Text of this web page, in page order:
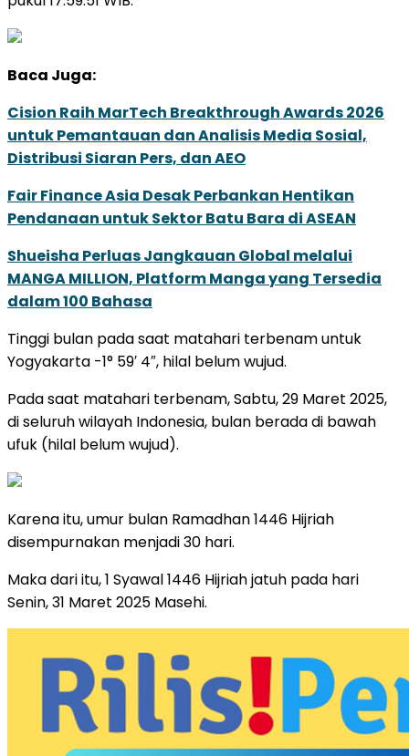
Baca Juga:
Cision Raih MarTech Breakthrough Awards 2026
untuk Pemantauan dan Analisis Media Sosial,
Distribusi Siaran Pers, dan AEO
Fair Finance Asia Desak Perbankan Hentikan
Pendanaan untuk Sektor Batu Bara di ASEAN
Shueisha Perluas Jangkauan Global melalui
MANGA MILLION, Platform Manga yang Tersedia
dalam 100 Bahasa
Tinggi bulan pada saat matahari terbenam untuk
Yogyakarta -1° 59′ 4″, hilal belum wujud.
Pada saat matahari terbenam, Sabtu, 29 Maret 2025,
di seluruh wilayah Indonesia, bulan berada di bawah
ufuk (hilal belum wujud).
Karena itu, umur bulan Ramadhan 1446 Hijriah
disempurnakan menjadi 30 hari.
Maka dari itu, 1 Syawal 1446 Hijriah jatuh pada hari
Senin, 31 Maret 2025 Masehi.